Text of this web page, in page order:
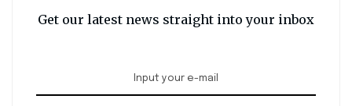
Get our latest news straight into your inbox